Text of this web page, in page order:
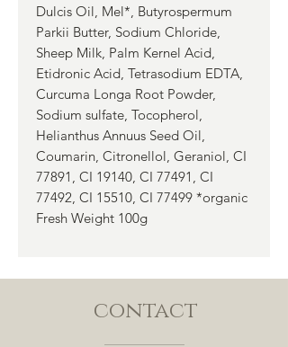
Dulcis Oil, Mel*, Butyrospermum
Parkii Butter, Sodium Chloride,
Sheep Milk, Palm Kernel Acid,
Etidronic Acid, Tetrasodium EDTA,
Curcuma Longa Root Powder,
Sodium sulfate, Tocopherol,
Helianthus Annuus Seed Oil,
Coumarin, Citronellol, Geraniol, CI
77891, CI 19140, CI 77491, CI
77492, CI 15510, CI 77499 *organic
Fresh Weight 100g
contact